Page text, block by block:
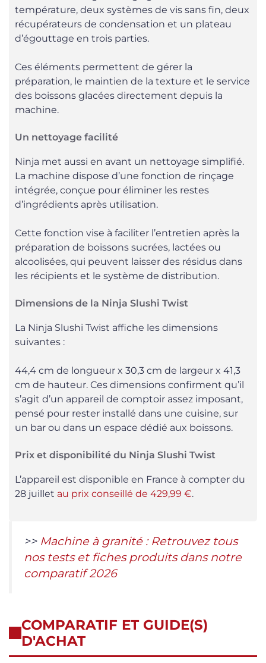
température, deux systèmes de vis sans fin, deux
récupérateurs de condensation et un plateau
d’égouttage en trois parties.
Ces éléments permettent de gérer la
préparation, le maintien de la texture et le service
des boissons glacées directement depuis la
machine.
Un nettoyage facilité
Ninja met aussi en avant un nettoyage simplifié.
La machine dispose d’une fonction de rinçage
intégrée, conçue pour éliminer les restes
d’ingrédients après utilisation.
Cette fonction vise à faciliter l’entretien après la
préparation de boissons sucrées, lactées ou
alcoolisées, qui peuvent laisser des résidus dans
les récipients et le système de distribution.
Dimensions de la Ninja Slushi Twist
La Ninja Slushi Twist affiche les dimensions
suivantes :
44,4 cm de longueur x 30,3 cm de largeur x 41,3
cm de hauteur. Ces dimensions confirment qu’il
s’agit d’un appareil de comptoir assez imposant,
pensé pour rester installé dans une cuisine, sur
un bar ou dans un espace dédié aux boissons.
Prix et disponibilité du Ninja Slushi Twist
L’appareil est disponible en France à compter du
28 juillet au prix conseillé de 429,99 €.
>> Machine à granité : Retrouvez tous
nos tests et fiches produits dans notre
comparatif 2026
COMPARATIF ET GUIDE(S)
D'ACHAT